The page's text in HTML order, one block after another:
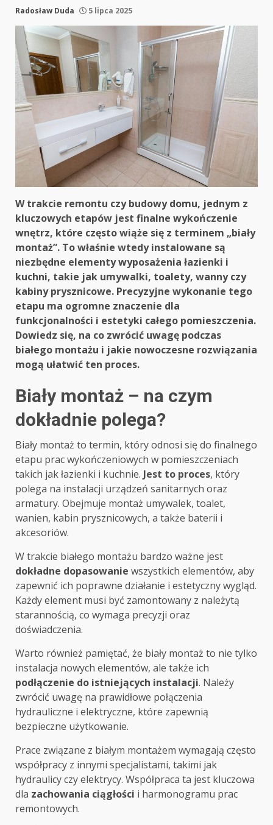
Radosław Duda 5 lipca 2025
W trakcie remontu czy budowy domu, jednym z
kluczowych etapów jest finalne wykończenie
wnętrz, które często wiąże się z terminem „biały
montaż”. To właśnie wtedy instalowane są
niezbędne elementy wyposażenia łazienki i
kuchni, takie jak umywalki, toalety, wanny czy
kabiny prysznicowe. Precyzyjne wykonanie tego
etapu ma ogromne znaczenie dla
funkcjonalności i estetyki całego pomieszczenia.
Dowiedz się, na co zwrócić uwagę podczas
białego montażu i jakie nowoczesne rozwiązania
mogą ułatwić ten proces.
Biały montaż – na czym
dokładnie polega?
Biały montaż to termin, który odnosi się do finalnego
etapu prac wykończeniowych w pomieszczeniach
takich jak łazienki i kuchnie. Jest to proces, który
polega na instalacji urządzeń sanitarnych oraz
armatury. Obejmuje montaż umywalek, toalet,
wanien, kabin prysznicowych, a także baterii i
akcesoriów.
W trakcie białego montażu bardzo ważne jest
dokładne dopasowanie wszystkich elementów, aby
zapewnić ich poprawne działanie i estetyczny wygląd.
Każdy element musi być zamontowany z należytą
starannością, co wymaga precyzji oraz
doświadczenia.
Warto również pamiętać, że biały montaż to nie tylko
instalacja nowych elementów, ale także ich
podłączenie do istniejących instalacji. Należy
zwrócić uwagę na prawidłowe połączenia
hydrauliczne i elektryczne, które zapewnią
bezpieczne użytkowanie.
Prace związane z białym montażem wymagają często
współpracy z innymi specjalistami, takimi jak
hydraulicy czy elektrycy. Współpraca ta jest kluczowa
dla zachowania ciągłości i harmonogramu prac
remontowych.